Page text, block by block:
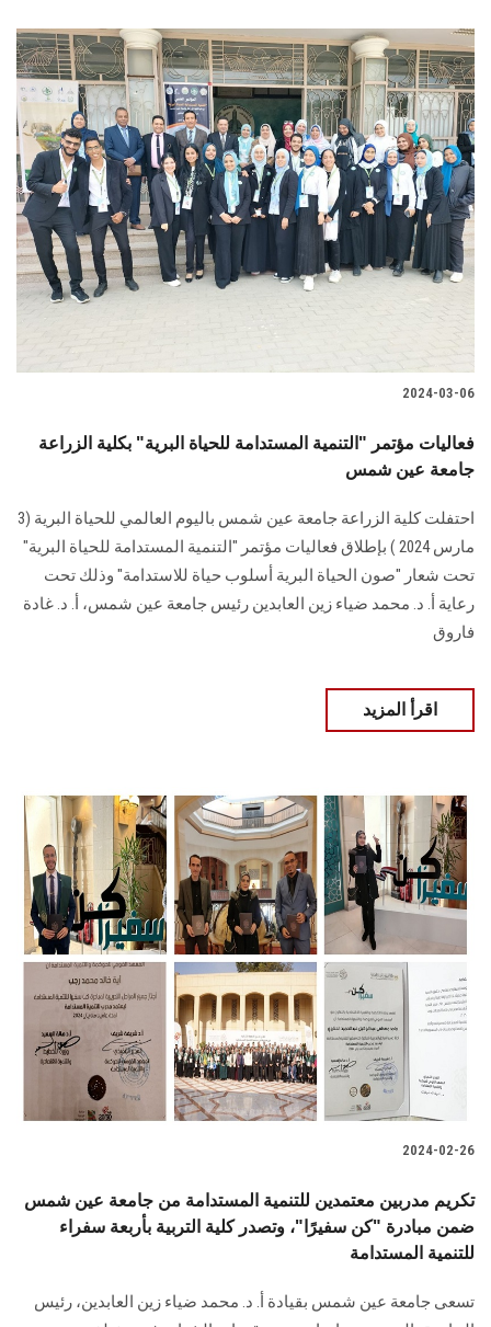
2024-03-06
فعاليات مؤتمر "التنمية المستدامة للحياة البرية" بكلية الزراعة
جامعة عين شمس
احتفلت كلية الزراعة جامعة عين شمس باليوم العالمي للحياة البرية (3
مارس 2024 ) بإطلاق ‏فعاليات مؤتمر "التنمية المستدامة للحياة البرية"
تحت شعار "صون الحياة البرية أسلوب حياة ‏للاستدامة" وذلك تحت
رعاية أ. د. محمد ضياء زين العابدين رئيس جامعة عين شمس، أ. د. ‏غادة
فاروق ‏
اقرأ المزيد
2024-02-26
تكريم مدربين معتمدين للتنمية المستدامة من جامعة عين شمس
ضمن مبادرة "كن سفيرًا"، وتصدر كلية التربية بأربعة سفراء
للتنمية المستدامة
تسعى جامعة عين شمس بقيادة أ. د. محمد ضياء زين العابدين، رئيس